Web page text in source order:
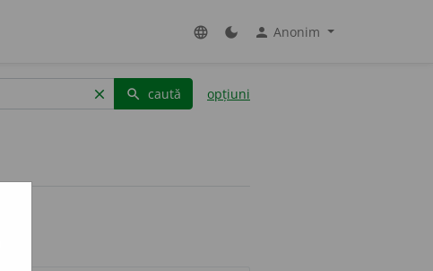
language dark_mode person Anonim
clear search caută opțiuni